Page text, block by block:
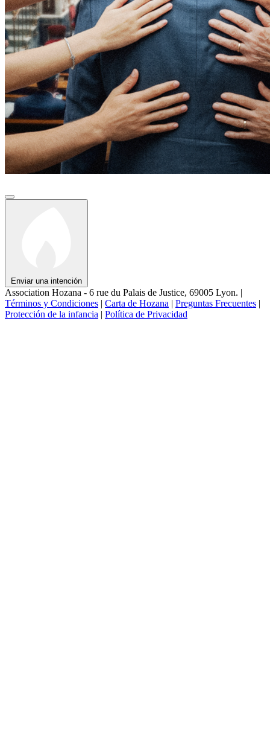
Enviar una intención
Association Hozana - 6 rue du Palais de Justice, 69005 Lyon. |
Términos y Condiciones | Carta de Hozana | Preguntas Frecuentes |
Protección de la infancia | Política de Privacidad